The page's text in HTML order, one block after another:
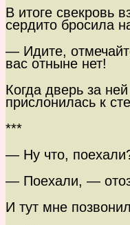
В итоге свекровь
сердито бросила
— Идите,
вас отныне нет!
Когда дверь за
прислонилась к
***
— Ну что,
— Поехали, —
И тут мне